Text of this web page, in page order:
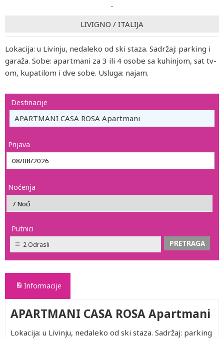
-
LIVIGNO / ITALIJA
Lokacija: u Livinju, nedaleko od ski staza. Sadržaj: parking i
garaža. Sobe: apartmani za 3 ili 4 osobe sa kuhinjom, sat tv-
om, kupatilom i dve sobe. Usluga: najam.
Destinacije
APARTMANI CASA ROSA Apartmani
Prijava
Noćenja
Putnici
2 Odrasli
Informacije
APARTMANI CASA ROSA Apartmani
Lokacija: u Livinju, nedaleko od ski staza. Sadržaj: parking